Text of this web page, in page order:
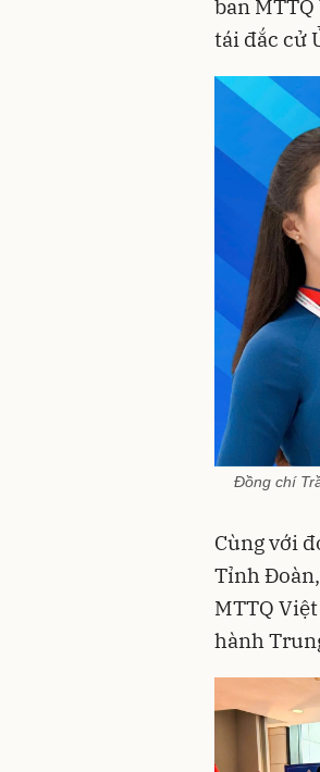
ban
tái đắc cử
Đồng chí
Cùng với
Tỉnh
MTTQ
hành